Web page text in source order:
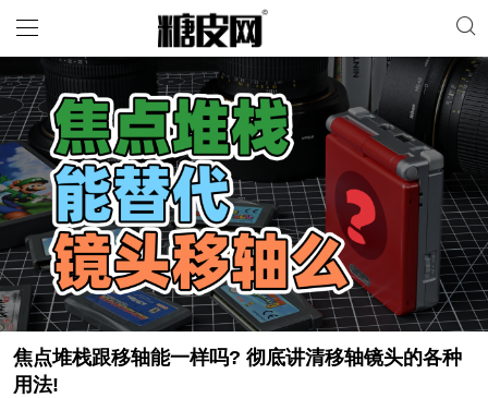
焦点堆栈跟移轴能一样吗? 彻底讲清移轴镜头的各种
用法!